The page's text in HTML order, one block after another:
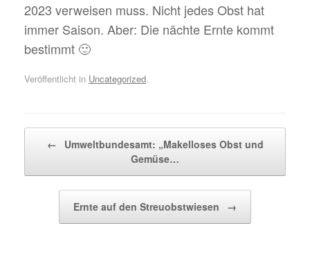
2023 verweisen muss. Nicht jedes Obst hat
immer Saison. Aber: Die nächte Ernte kommt
bestimmt 🙂
Veröffentlicht in Uncategorized.
←
Umweltbundesamt: „Makelloses Obst und
Gemüse…
Ernte auf den Streuobstwiesen →